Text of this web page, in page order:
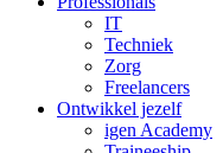
IT
Techniek
Zorg
Freelancers
Ontwikkel jezelf
igen Academy